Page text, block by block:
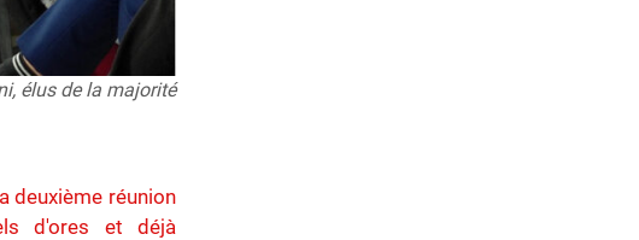
élus de la majorité
deuxième réunion
d'ores et déjà